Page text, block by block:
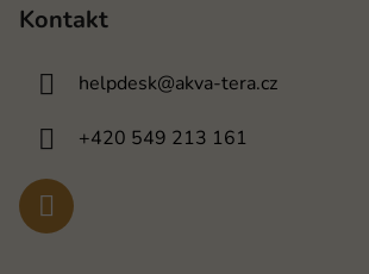
Kontakt
helpdesk@akva-tera.cz
+420 549 213 161